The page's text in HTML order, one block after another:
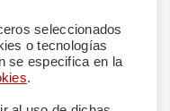
seleccionados
o tecnologías
se especifica en la
.